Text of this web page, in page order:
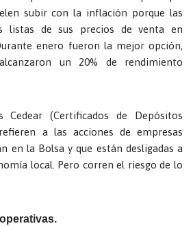
subir con la inflación porque las
listas de sus precios de venta en
enero fueron la mejor opción,
un 20% de rendimiento
(Certificados de Depósitos
a las acciones de empresas
en la Bolsa y que están desligadas a
local. Pero corren el riesgo de lo